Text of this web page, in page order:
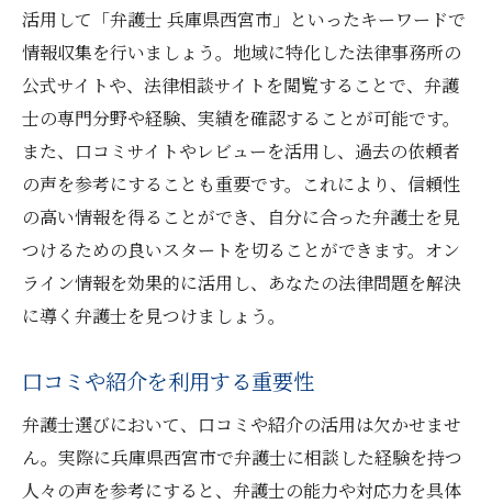
活用して「弁護士 兵庫県西宮市」といったキーワードで
情報収集を行いましょう。地域に特化した法律事務所の
公式サイトや、法律相談サイトを閲覧することで、弁護
士の専門分野や経験、実績を確認することが可能です。
また、口コミサイトやレビューを活用し、過去の依頼者
の声を参考にすることも重要です。これにより、信頼性
の高い情報を得ることができ、自分に合った弁護士を見
つけるための良いスタートを切ることができます。オン
ライン情報を効果的に活用し、あなたの法律問題を解決
に導く弁護士を見つけましょう。
口コミや紹介を利用する重要性
弁護士選びにおいて、口コミや紹介の活用は欠かせませ
ん。実際に兵庫県西宮市で弁護士に相談した経験を持つ
人々の声を参考にすると、弁護士の能力や対応力を具体